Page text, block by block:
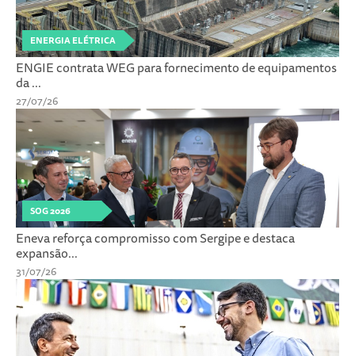
ENERGIA ELÉTRICA
ENGIE contrata WEG para fornecimento de equipamentos
da ...
27/07/26
SOG 2026
Eneva reforça compromisso com Sergipe e destaca
expansão...
31/07/26